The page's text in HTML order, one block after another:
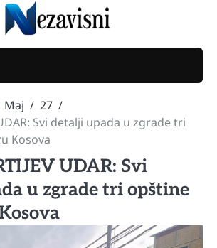
Maj
27
Svi detalji upada u zgrade tri
Kosova
UDAR: Svi
u zgrade tri opštine